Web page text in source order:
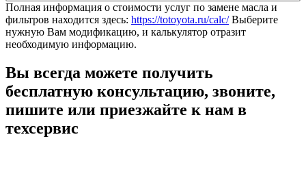
Полная информация о стоимости услуг по замене масла и
фильтров находится здесь: https://totoyota.ru/calc/Выберите
нужную Вам модификацию, и калькулятор отразит
необходимую информацию.
Вы всегда можете получить
бесплатную консультацию, звоните,
пишите или приезжайте к нам в
техсервис